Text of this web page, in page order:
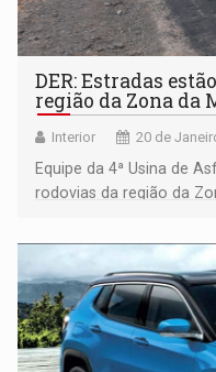
DER: Estradas
região da Zona da
Interior 20 de
Equipe da 4ª Usina de
rodovias da região da